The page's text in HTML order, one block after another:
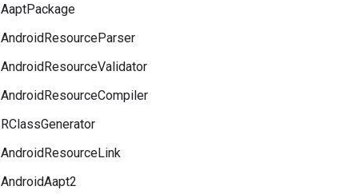
AaptPackage
AndroidResourceParser
AndroidResourceValidator
AndroidResourceCompiler
RClassGenerator
AndroidResourceLink
AndroidAapt2